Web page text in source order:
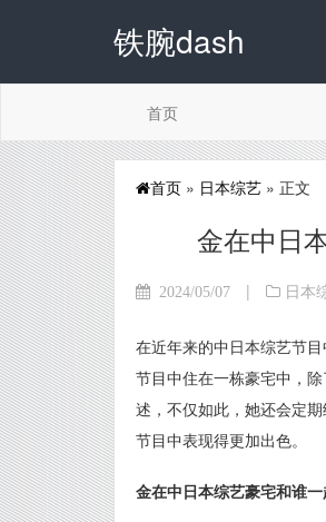
铁腕dash
首页
首页 » 日本综艺 » 正文
金在中日
2024/05/07 | 日本
在近年来的中日本综艺节
节目中住在一栋豪宅中，
述，不仅如此，她还会定
节目中表现得更加出色。
金在中日本综艺豪宅和谁